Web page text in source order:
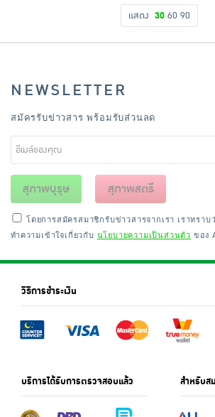
แสดง 30 60 90
NEWSLETTER
สมัครรับข่าวสาร พร้อมรับส่วนลด
สุภาพบุรุษ สุภาพสตรี
โดยการสมัครสมาชิกรับข่าวสารจากเรา เราทรา
ทำความเข้าใจเกี่ยวกับ นโยบายความเป็นส่วนตัว ของ
วิธีการชำระเงิน
บริการได้รับการตรวจสอบแล้ว สำหรับส